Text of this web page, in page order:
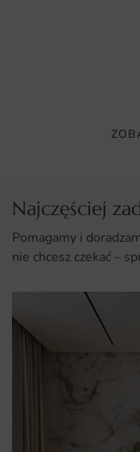
Najczęściej
Pomagamy i
nie chcesz czekać –